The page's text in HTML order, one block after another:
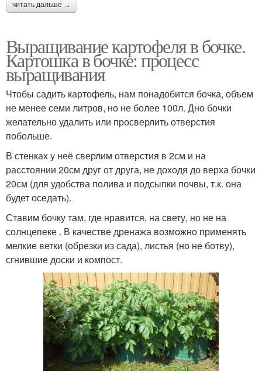
читать дальше →
Выращивание картофеля в бочке.
Картошка в бочке: процесс
выращивания
Чтобы садить картофель, нам понадобится бочка, объем
не менее семи литров, но не более 100л. Дно бочки
желательно удалить или просверлить отверстия
побольше.
В стенках у неё сверлим отверстия в 2см и на
расстоянии 20см друг от друга, не доходя до верха бочки
20см (для удобства полива и подсыпки почвы, т.к. она
будет оседать).
Ставим бочку там, где нравится, на свету, но не на
солнцепеке . В качестве дренажа возможно применять
мелкие ветки (обрезки из сада), листья (но не ботву),
сгнившие доски и компост.